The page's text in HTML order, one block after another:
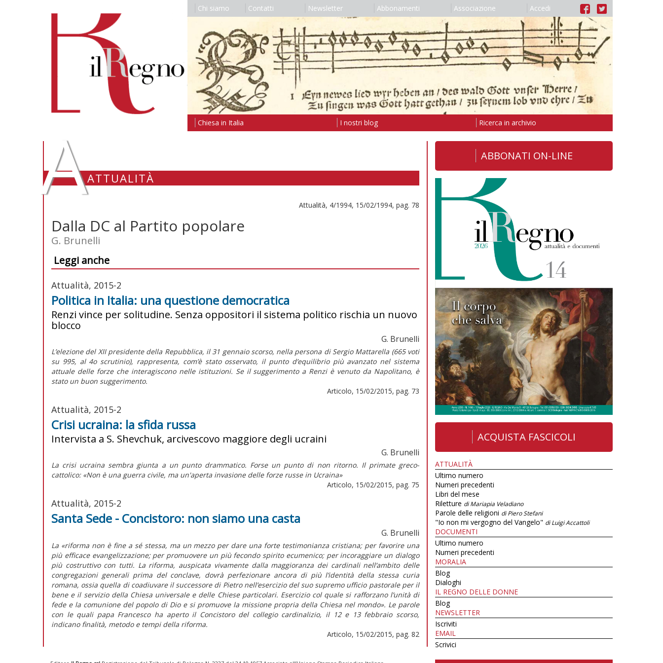
Chi siamo Contatti Newsletter Abbonamenti Associazione Accedi
Chiesa in Italia I nostri blog Ricerca in archivio
AATTUALITÀ
Attualità, 4/1994, 15/02/1994, pag. 78
Dalla DC al Partito popolare
G. Brunelli
Leggi anche
Attualità, 2015-2
Politica in Italia: una questione democratica
Renzi vince per solitudine. Senza oppositori il sistema politico rischia un nuovo
blocco
G. Brunelli
L’elezione del XII presidente della Repubblica, il 31 gennaio scorso, nella persona di Sergio Mattarella (665 voti
su 995, al 4o scrutinio), rappresenta, com’è stato osservato, il punto d’equilibrio più avanzato nel sistema
attuale delle forze che interagiscono nelle istituzioni. Se il suggerimento a Renzi è venuto da Napolitano, è
stato un buon suggerimento.
Articolo, 15/02/2015, pag. 73
Attualità, 2015-2
Crisi ucraina: la sfida russa
Intervista a S. Shevchuk, arcivescovo maggiore degli ucraini
G. Brunelli
La crisi ucraina sembra giunta a un punto drammatico. Forse un punto di non ritorno. Il primate greco-
cattolico: «Non è una guerra civile, ma un'aperta invasione delle forze russe in Ucraina»
Articolo, 15/02/2015, pag. 75
Attualità, 2015-2
Santa Sede - Concistoro: non siamo una casta
G. Brunelli
La «riforma non è fine a sé stessa, ma un mezzo per dare una forte testimonianza cristiana; per favorire una
più efficace evangelizzazione; per promuovere un più fecondo spirito ecumenico; per incoraggiare un dialogo
più costruttivo con tutti. La riforma, auspicata vivamente dalla maggioranza dei cardinali nell’ambito delle
congregazioni generali prima del conclave, dovrà perfezionare ancora di più l’identità della stessa curia
romana, ossia quella di coadiuvare il successore di Pietro nell’esercizio del suo supremo ufficio pastorale per il
bene e il servizio della Chiesa universale e delle Chiese particolari. Esercizio col quale si rafforzano l’unità di
fede e la comunione del popolo di Dio e si promuove la missione propria della Chiesa nel mondo». Le parole
con le quali papa Francesco ha aperto il Concistoro del collegio cardinalizio, il 12 e 13 febbraio scorso,
indicano finalità, metodo e tempi della riforma.
Articolo, 15/02/2015, pag. 82
ABBONATI ON-LINE
ACQUISTA FASCICOLI
ATTUALITÀ
Ultimo numero
Numeri precedenti
Libri del mese
Riletture di Mariapia Veladiano
Parole delle religioni di Piero Stefani
"Io non mi vergogno del Vangelo" di Luigi Accattoli
DOCUMENTI
Ultimo numero
Numeri precedenti
MORALIA
Blog
Dialoghi
IL REGNO DELLE DONNE
Blog
NEWSLETTER
Iscriviti
EMAIL
Scrivici